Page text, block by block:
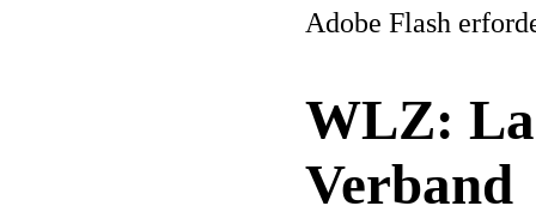
Adobe Flash
WLZ:
Verband